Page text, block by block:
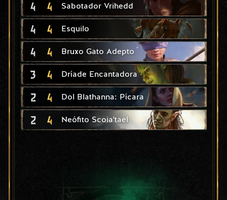
4 4 Sabotador Vrihedd
4 4 Esquilo
4 4 Bruxo Gato Adepto
3 4 Dríade Encantadora
2 4 Dol Blathanna: Pícara
2 4 Neófito Scoia'tael